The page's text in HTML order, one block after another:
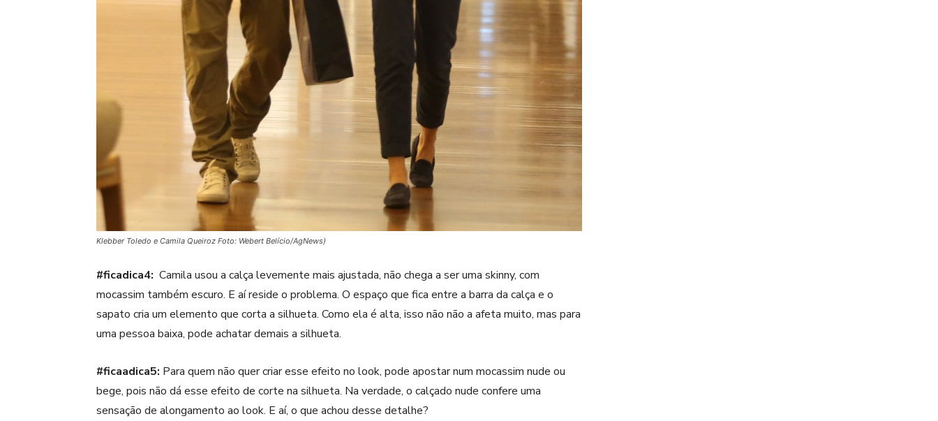
Klebber Toledo e Camila Queiroz Foto: Webert Belício/AgNews)
#ficadica4: Camila usou a calça levemente mais ajustada, não chega a ser uma skinny, com
mocassim também escuro. E aí reside o problema. O espaço que fica entre a barra da calça e o
sapato cria um elemento que corta a silhueta. Como ela é alta, isso não não a afeta muito, mas para
uma pessoa baixa, pode achatar demais a silhueta.
#ficaadica5: Para quem não quer criar esse efeito no look, pode apostar num mocassim nude ou
bege, pois não dá esse efeito de corte na silhueta. Na verdade, o calçado nude confere uma
sensação de alongamento ao look. E aí, o que achou desse detalhe?